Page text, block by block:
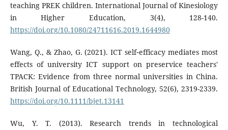
teaching PREK children. International Journal of Kinesiology
in Higher Education, 3(4), 128-140.
https://doi.org/10.1080/24711616.2019.1644980
Wang, Q., & Zhao, G. (2021). ICT self‐efficacy mediates most
effects of university ICT support on preservice teachers'
TPACK: Evidence from three normal universities in China.
British Journal of Educational Technology, 52(6), 2319-2339.
https://doi.org/10.1111/bjet.13141
Wu, Y. T. (2013). Research trends in technological